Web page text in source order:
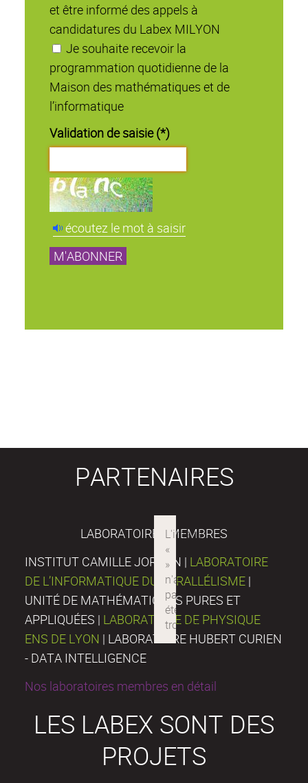
et être informé des appels à
candidatures du Labex MILYON
Je souhaite recevoir la
programmation quotidienne de la
Maison des mathématiques et de
l’informatique
Validation de saisie (*)
écoutez le mot à saisir
PARTENAIRES
LABORATOIRES MEMBRES
INSTITUT CAMILLE JORDAN | LABORATOIRE
DE L’INFORMATIQUE DU PARALLÉLISME |
UNITÉ DE MATHÉMATIQUES PURES ET
APPLIQUÉES | LABORATOIRE DE PHYSIQUE
ENS DE LYON | LABORATOIRE HUBERT CURIEN
- DATA INTELLIGENCE
Nos laboratoires membres en détail
LES LABEX SONT DES
PROJETS